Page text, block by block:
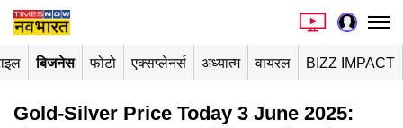
बिजनेस फोटो एक्सप्लेनर्स अध्यात्म वायरल BIZZ IMPACT
Gold-Silver Price Today 3 June 2025: